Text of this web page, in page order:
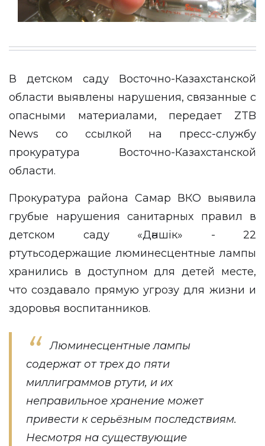
В детском саду Восточно-Казахстанской
области выявлены нарушения, связанные с
опасными материалами, передает ZTB
News со ссылкой на пресс-службу
прокуратура Восточно-Казахстанской
области.
Прокуратура района Самар ВКО выявила
грубые нарушения санитарных правил в
детском саду «Дәншік» - 22
ртутьсодержащие люминесцентные лампы
хранились в доступном для детей месте,
что создавало прямую угрозу для жизни и
здоровья воспитанников.
Люминесцентные лампы
содержат от трех до пяти
миллиграммов ртути, и их
неправильное хранение может
привести к серьёзным последствиям.
Несмотря на существующие